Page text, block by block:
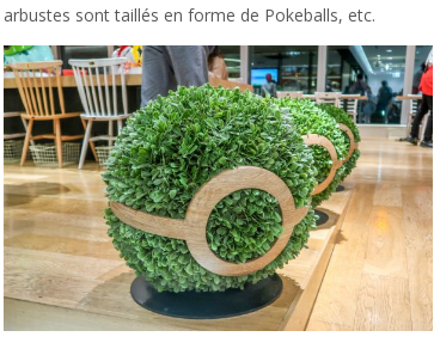
arbustes sont taillés en forme de Pokeballs, etc.